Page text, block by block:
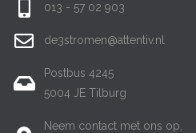
013 - 57 02 903
de3stromen@attentiv.nl
Postbus 4245
5004 JE Tilburg
Neem contact met ons op,